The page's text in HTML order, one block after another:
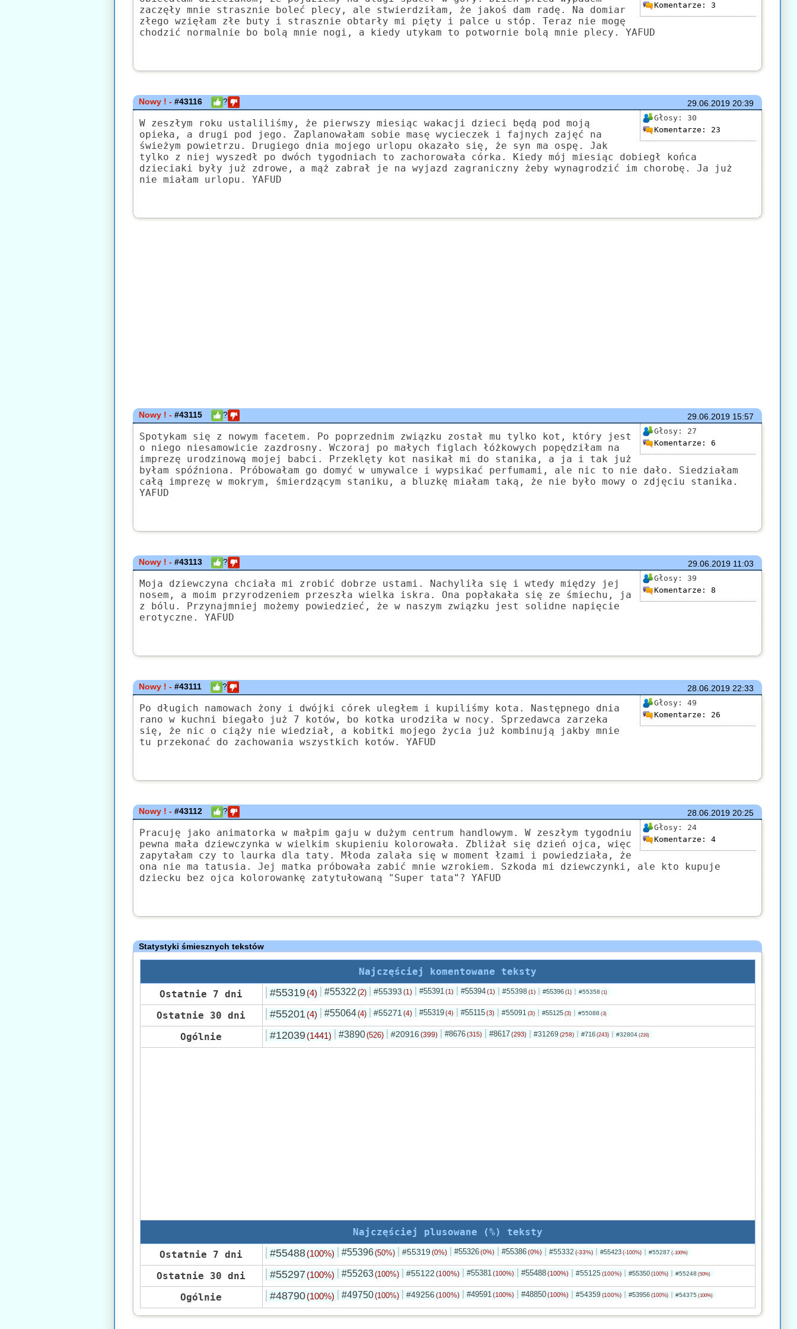
Komentarze: 3
zaczęły mnie strasznie boleć plecy, ale stwierdziłam, że jakoś dam radę. Na domiar
złego wzięłam złe buty i strasznie obtarły mi pięty i palce u stóp. Teraz nie mogę
chodzić normalnie bo bolą mnie nogi, a kiedy utykam to potwornie bolą mnie plecy. YAFUD
29.06.201920:39
Nowy ! -#43116 ?
Głosy: 30
Komentarze: 23
W zeszłym roku ustaliliśmy, że pierwszy miesiąc wakacji dzieci będą pod moją
opieka, a drugi pod jego. Zaplanowałam sobie masę wycieczek i fajnych zajęć na
świeżym powietrzu. Drugiego dnia mojego urlopu okazało się, że syn ma ospę. Jak
tylko z niej wyszedł po dwóch tygodniach to zachorowała córka. Kiedy mój miesiąc dobiegł końca
dzieciaki były już zdrowe, a mąż zabrał je na wyjazd zagraniczny żeby wynagrodzić im chorobę. Ja już
nie miałam urlopu. YAFUD
29.06.201915:57
Nowy ! -#43115 ?
Głosy: 27
Komentarze: 6
Spotykam się z nowym facetem. Po poprzednim związku został mu tylko kot, który jest
o niego niesamowicie zazdrosny. Wczoraj po małych figlach łóżkowych popędziłam na
imprezę urodzinową mojej babci. Przeklęty kot nasikał mi do stanika, a ja i tak już
byłam spóźniona. Próbowałam go domyć w umywalce i wypsikać perfumami, ale nic to nie dało. Siedziałam
całą imprezę w mokrym, śmierdzącym staniku, a bluzkę miałam taką, że nie było mowy o zdjęciu stanika.
YAFUD
29.06.201911:03
Nowy ! -#43113 ?
Głosy: 39
Komentarze: 8
Moja dziewczyna chciała mi zrobić dobrze ustami. Nachyliła się i wtedy między jej
nosem, a moim przyrodzeniem przeszła wielka iskra. Ona popłakała się ze śmiechu, ja
z bólu. Przynajmniej możemy powiedzieć, że w naszym związku jest solidne napięcie
erotyczne. YAFUD
28.06.201922:33
Nowy ! -#43111 ?
Głosy: 49
Komentarze: 26
Po długich namowach żony i dwójki córek uległem i kupiliśmy kota. Następnego dnia
rano w kuchni biegało już 7 kotów, bo kotka urodziła w nocy. Sprzedawca zarzeka
się, że nic o ciąży nie wiedział, a kobitki mojego życia już kombinują jakby mnie
tu przekonać do zachowania wszystkich kotów. YAFUD
28.06.201920:25
Nowy ! -#43112 ?
Głosy: 24
Komentarze: 4
Pracuję jako animatorka w małpim gaju w dużym centrum handlowym. W zeszłym tygodniu
pewna mała dziewczynka w wielkim skupieniu kolorowała. Zbliżał się dzień ojca, więc
zapytałam czy to laurka dla taty. Młoda zalała się w moment łzami i powiedziała, że
ona nie ma tatusia. Jej matka próbowała zabić mnie wzrokiem. Szkoda mi dziewczynki, ale kto kupuje
dziecku bez ojca kolorowankę zatytułowaną "Super tata"? YAFUD
Statystyki śmiesznych tekstów
Najczęściej komentowane teksty
Ostatnie 7 dni
#55319 (4) #55322 (2) #55393 (1) #55391 (1) #55394 (1) #55398 (1) #55396 (1) #55358 (1)
Ostatnie 30 dni #55201 (4) #55064(4) #55271 (4) #55319 (4) #55115 (3) #55091 (3) #55125 (3) #55088 (3)
Ogólnie #12039 (1441) #3890(526) #20916 (399) #8676 (315) #8617 (293) #31269 (258) #716 (243) #32804 (216)
Najczęściej plusowane (%) teksty
Ostatnie 7 dni
#55488 (100%) #55396(50%) #55319 (0%) #55326 (0%) #55386 (0%) #55332 (-33%) #55423 (-100%) #55287 (-100%)
Ostatnie 30 dni #55297 (100%) #55263(100%) #55122 (100%) #55381 (100%) #55488 (100%) #55125 (100%) #55350 (100%) #55248 (50%)
Ogólnie #48790 (100%) #49750(100%) #49256 (100%) #49591 (100%) #48850 (100%) #54359 (100%) #53956 (100%) #54375 (100%)